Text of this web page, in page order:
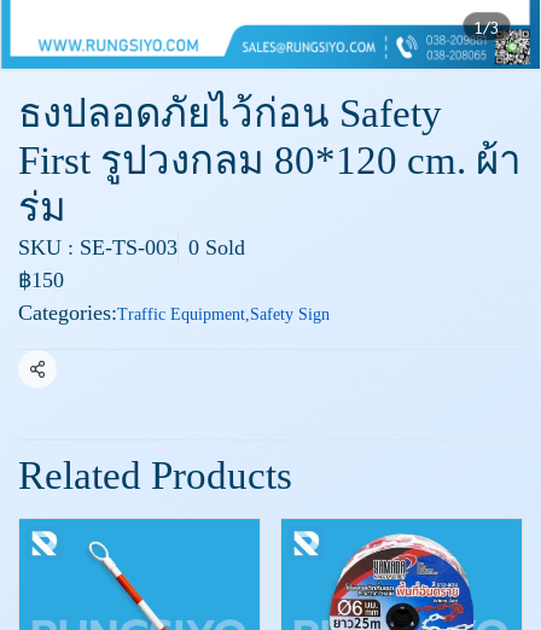
1/3
ธงปลอดภัยไว้ก่อน Safety
First รูปวงกลม 80*120 cm. ผ้า
ร่ม
SKU : SE-TS-003 0 Sold
฿150
Categories:Traffic Equipment,Safety Sign
Share
Related Products